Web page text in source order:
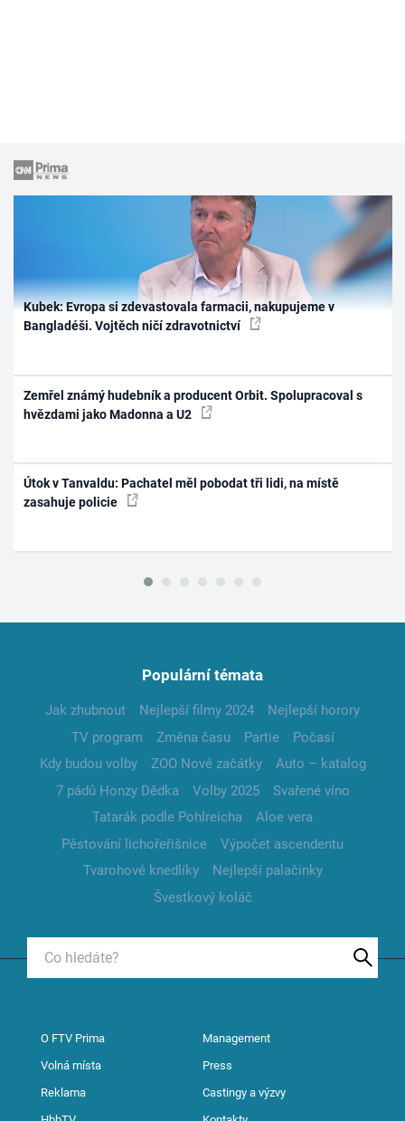
Kubek: Evropa si zdevastovala farmacii, nakupujeme v
Bangladéši. Vojtěch ničí zdravotnictví
Zemřel známý hudebník a producent Orbit. Spolupracoval s
hvězdami jako Madonna a U2
Útok v Tanvaldu: Pachatel měl pobodat tři lidi, na místě
zasahuje policie
Populární témata
Jak zhubnout Nejlepší filmy 2024
Nejlepší horory
TV program
Změna času Partie
Počasí
Kdy budou volby
ZOO Nové začátky
Auto – katalog
7 pádů Honzy Dědka
Volby 2025
Svařené víno
Tatarák podle Pohlreicha
Aloe vera
Pěstování lichořeřišnice
Výpočet ascendentu
Tvarohové knedlíky
Nejlepší palačinky
Švestkový koláč
O FTV Prima Management
Volná místa Press
Reklama Castingy a výzvy